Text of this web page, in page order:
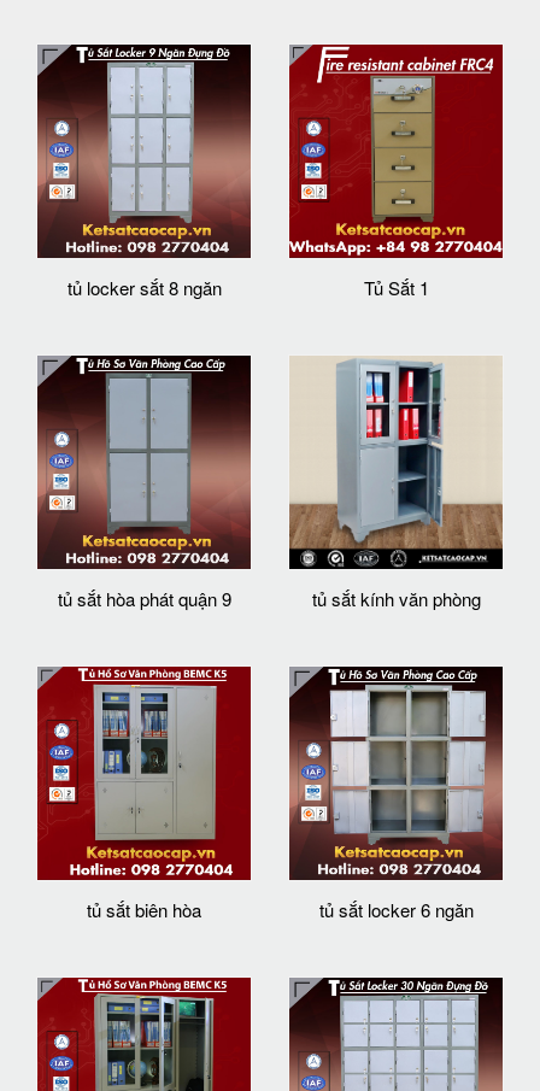
tủ locker sắt 8 ngăn Tủ Sắt 1
tủ sắt hòa phát quận 9 tủ sắt kính văn phòng
tủ sắt biên hòa tủ sắt locker 6 ngăn